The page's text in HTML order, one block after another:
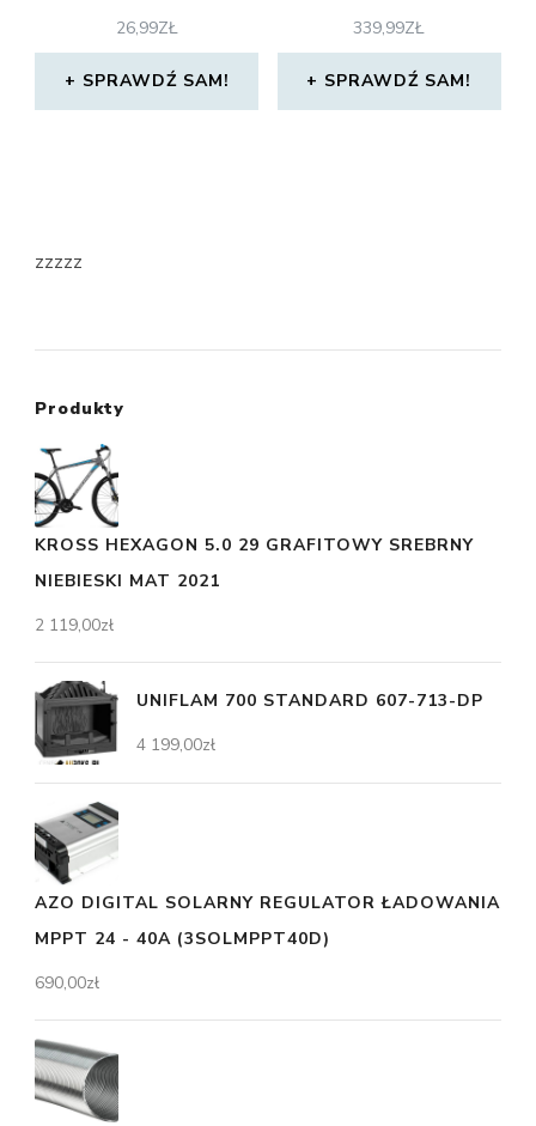
26,99ZŁ
SPRAWDŹ SAM!
339,99ZŁ
SPRAWDŹ SAM!
zzzzz
Produkty
KROSS HEXAGON 5.0 29 GRAFITOWY SREBRNY
NIEBIESKI MAT 2021
2 119,00zł
UNIFLAM 700 STANDARD 607-713-DP
4 199,00zł
AZO DIGITAL SOLARNY REGULATOR ŁADOWANIA
MPPT 24 - 40A (3SOLMPPT40D)
690,00zł